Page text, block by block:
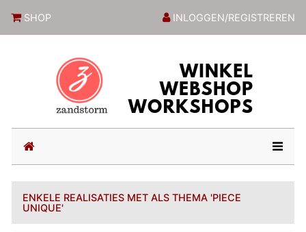
SHOP INLOGGEN/REGISTREREN
(current)
ENKELE REALISATIES MET ALS THEMA 'PIECE
UNIQUE'